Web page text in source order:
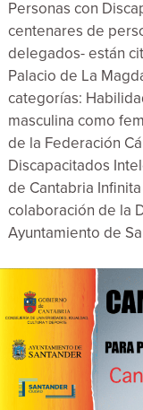
Personas con
centenares de
delegados- están
Palacio de La
categorías:
masculina como
de la Federación
Discapacitados
de Cantabria
colaboración de la
Ayuntamiento de